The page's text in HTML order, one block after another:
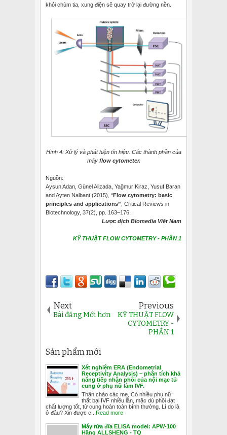
khỏi chùm tia, xung điện sẽ quay trở lại đường nền.
Hình 4: Xử lý và phát hiện tín hiệu. Các thành phần của
máyflow cytometer.
Nguồn:
Aysun Adan, Günel Alizada, Yağmur Kiraz, Yusuf Baran
and Ayten Nalbant (2015), “Flow cytometry: basic
principles and applications” , Critical Reviews in
Biotechnology, 37(2), pp. 163–176.
Lược dịch Biomedia Việt Nam
KỸ THUẬT FLOW CYTOMETRY - PHẦN 1
Next
Bài đăng Mới hơn
Previous
KỸ THUẬT FLOW
CYTOMETRY -
PHẦN 1
Sản phẩm mới
Xét nghiệm ERA (Endometrial
Receptivity Analysis) – phân tích khả
năng tiếp nhận phôi của nội mạc tử
cung ở phụ nữ làm IVF.
Thân chào các mẹ, Có nhiều phụ nữ
thất bại IVF nhiều lần, mặc dù phôi đạt
chất lượng tốt, tử cung hoàn toàn bình thường. Lí do là
ở đâu? Xin được c...
Read more
Máy rửa đĩa ELISA model: APW-100
Hãng ALLSHENG - TQ